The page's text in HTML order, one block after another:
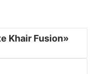
Khair Fusion»